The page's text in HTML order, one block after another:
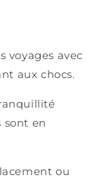
voyages avec
aux chocs.
sont en
ou